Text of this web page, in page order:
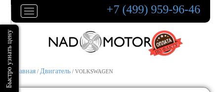
+7 (499) 959-96-46
Главная / Двигатель / VOLKSWAGEN